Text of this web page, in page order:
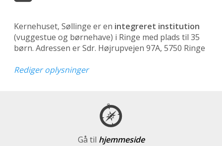
Kernehuset, Søllinge er en integreret institution
(vuggestue og børnehave) i Ringe med plads til 35
børn. Adressen er Sdr. Højrupvejen 97A, 5750 Ringe
Rediger oplysninger
Gå til hjemmeside